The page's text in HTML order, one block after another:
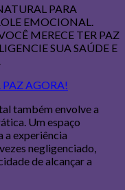
PARA
EMOCIONAL.
MERECE TER PAZ
SUA SAÚDE E
PAZ AGORA!
também envolve a
Um espaço
a experiência
negligenciado,
de alcançar a